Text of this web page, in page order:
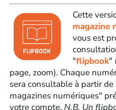
Cette
magazine
vous est
"flipbook"
page, zoom). Chaque
sera consultable à partir
magazines numériques"
votre compte. N.B. Un